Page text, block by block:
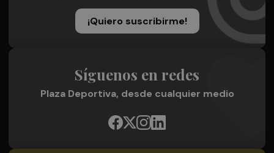
¡Quiero suscribirme!
Síguenos en redes
Plaza Deportiva, desde cualquier medio